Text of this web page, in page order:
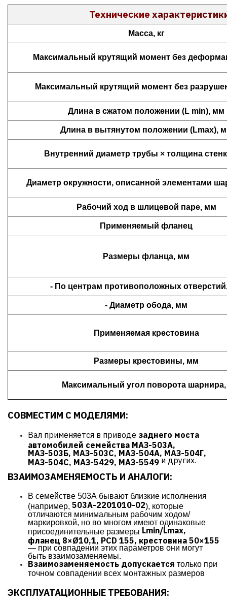
Технические
Масса, кг
Максимальный крутящий момент без
Максимальный крутящий момент без
Длина в сжатом положении (L min), мм
Длина в вытянутом положении (Lmax),
Внутренний диаметр трубы × толщина
Диаметр окружности, описанной элементами
Рабочий ход в шлицевой паре, мм
Применяемый фланец
Размеры фланца, мм
- По центрам противоположных
- Диаметр обода, мм
Применяемая крестовина
Размеры крестовины, мм
Максимальный угол поворота шарнира,
СОВМЕСТИМ С МОДЕЛЯМИ:
Вал применяется в приводе заднего моста
автомобилей семейства МАЗ-503А,
МАЗ-503Б, МАЗ-503С, МАЗ-504А, МАЗ-504Г,
МАЗ-504С, МАЗ-5429, МАЗ-5549и других.
ВЗАИМОЗАМЕНЯЕМОСТЬ И АНАЛОГИ:
В семействе 503А бывают близкие исполнения
(например, 503А-2201010-02), которые
отличаются минимальным рабочим ходом/
маркировкой, но во многом имеют одинаковые
присоединительные размеры Lmin/Lmax,
фланец 8×Ø10,1, PCD 155, крестовина 50×155
— при совпадении этих параметров они могут
быть взаимозаменяемы.
Взаимозаменяемость допускается только при
точном совпадении всех монтажных размеров
ЭКСПЛУАТАЦИОННЫЕ ТРЕБОВАНИЯ: